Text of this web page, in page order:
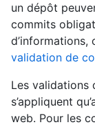
un dépôt
commits
d’informations,
validation de
Les validations
s’appliquent
web. Pour les